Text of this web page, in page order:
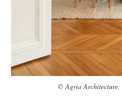
© Agria Architecture,